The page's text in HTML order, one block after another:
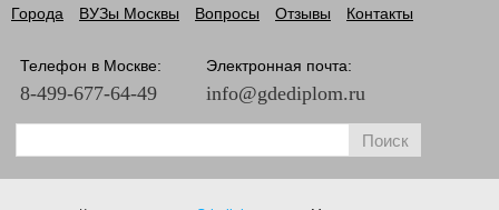
Города
ВУЗы Москвы Вопросы Отзывы Контакты
Телефон в Москве:
8-499-677-64-49
Электронная почта:
info@gdediplom.ru